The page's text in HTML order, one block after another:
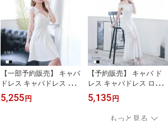
【一部予約販売】 キャバ
ドレス キャバドレス ミ
ニドレス ミニ キャバク
ラドレス パーティードレ
5,255 円
【予約販売】 キャバ ド
レス キャバドレス ロン
グドレス ロング キャバ
クラドレス パーティード
レス セクシー 韓国ドレ
5,135 円
もっと見る